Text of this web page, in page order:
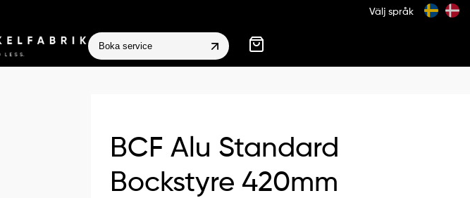
Välj språk
Boka service
BCF Alu Standard
Bockstyre 420mm